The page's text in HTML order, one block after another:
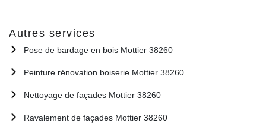
Autres services
Pose de bardage en bois Mottier 38260
Peinture rénovation boiserie Mottier 38260
Nettoyage de façades Mottier 38260
Ravalement de façades Mottier 38260